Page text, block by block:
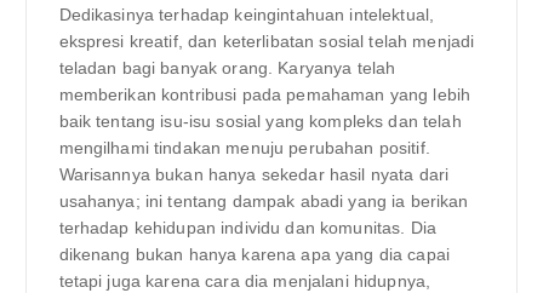
Dedikasinya terhadap keingintahuan intelektual,
ekspresi kreatif, dan keterlibatan sosial telah menjadi
teladan bagi banyak orang. Karyanya telah
memberikan kontribusi pada pemahaman yang lebih
baik tentang isu-isu sosial yang kompleks dan telah
mengilhami tindakan menuju perubahan positif.
Warisannya bukan hanya sekedar hasil nyata dari
usahanya; ini tentang dampak abadi yang ia berikan
terhadap kehidupan individu dan komunitas. Dia
dikenang bukan hanya karena apa yang dia capai
tetapi juga karena cara dia menjalani hidupnya,